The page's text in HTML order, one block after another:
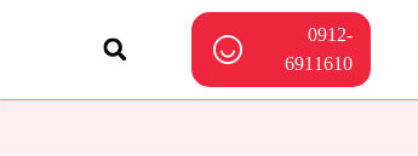
0912-
6911610